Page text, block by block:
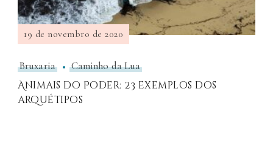
Bruxaria Caminho da Lua
Animais do Poder: 23 exemplos dos
arquétipos
19 de novembro de 2020